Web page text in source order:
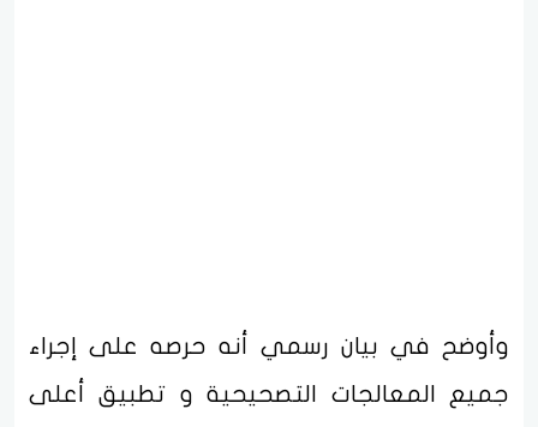
وأوضح في بيان رسمي أنه حرصه على إجراء
جميع المعالجات التصحيحية و تطبيق أعلى